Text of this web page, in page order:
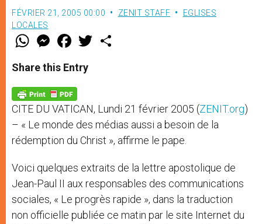
FÉVRIER 21, 2005 00:00 ZENIT STAFF
EGLISES
LOCALES
W
t
s
p
p
M
e
s
e
g
e
r
F
a
e
b
o
k
w
Share this Entry
CITE DU VATICAN, Lundi 21 février 2005 (ZENIT.org)
– « Le monde des médias aussi a besoin de la
rédemption du Christ », affirme le pape.
Voici quelques extraits de la lettre apostolique de
Jean-Paul II aux responsables des communications
sociales, « Le progrès rapide », dans la traduction
non officielle publiée ce matin par le site Internet du